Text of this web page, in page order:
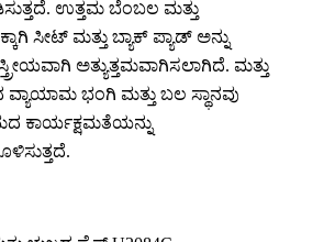
ಉತ್ತಮ ಬೆಂಬಲ ಮತ್ತು
ಸೀಟ್ ಮತ್ತು ಬ್ಯಾಕ್ ಪ್ಯಾಡ್ ಅನ್ನು
ಅತ್ಯುತ್ತಮವಾಗಿಸಲಾಗಿದೆ. ಮತ್ತು
ಭಂಗಿ ಮತ್ತು ಬಲ ಸ್ಥಾನವು
ಕಾರ್ಯಕ್ಷಮತೆಯನ್ನು